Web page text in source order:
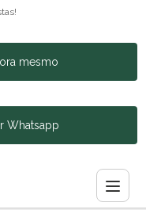
mesmo
Whatsapp